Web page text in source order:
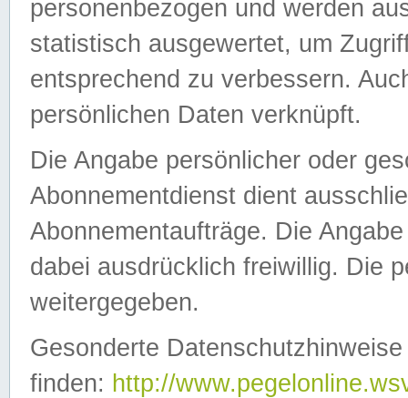
personenbezogen und werden
statistisch ausgewertet, um
entsprechend zu verbessern.
persönlichen Daten verknüpft.
Die Angabe persönlicher oder
Abonnementdienst dient
Abonnementaufträge. Die
dabei ausdrücklich freiwillig. Die
weitergegeben.
Gesonderte
finden: http://